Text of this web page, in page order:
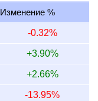
48,493.13
49,937.81 582.48
49,937.81 582.48
49,683.61 579.51
50,090.90 584.26
Изменение %
-0.32%
+3.90%
+2.66%
-13.95%